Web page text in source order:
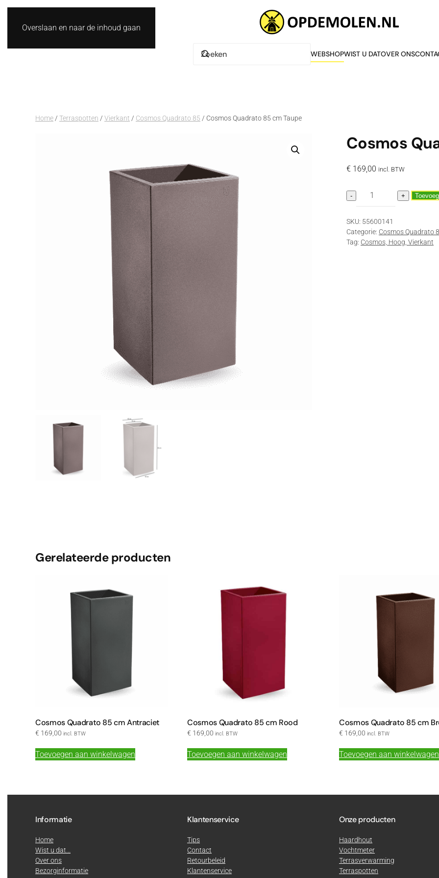
Overslaan en naar de inhoud gaan
WEBSHOPWIST U DATOVER ONS
Home / Terraspotten / Vierkant / Cosmos Quadrato 85 / Cosmos Quadrato 85 cm Taupe
Cosmos
€ 169,00 incl. BTW
-
Cosmos
Quadrato
cm
Taupe
+
SKU: 55600141
Categorie: Cosmos Quadrato
Tag: Cosmos, Hoog, Vierkant
Gerelateerde producten
Cosmos Quadrato 85 cm Antraciet
€ 169,00 incl. BTW
Toevoegen aan winkelwagen
Cosmos Quadrato 85 cm Rood
€ 169,00 incl. BTW
Toevoegen aan winkelwagen
Cosmos Quadrato 85 cm
€ 169,00 incl. BTW
Toevoegen aan winkelwagen
Informatie
Home
Wist u dat...
Over ons
Bezorginformatie
Klantenservice
Tips
Contact
Retourbeleid
Klantenservice
Onze producten
Haardhout
Vochtmeter
Terrasverwarming
Terraspotten